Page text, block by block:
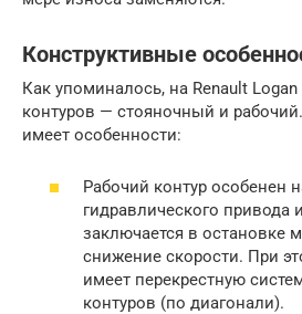
Конструктивные
Как упоминалось, на Renault
контуров — стояночный и
имеет особенности:
Рабочий контур особенен
гидравлического привода
заключается в остановке
снижение скорости. При
имеет перекрестную
контуров (по диагонали).